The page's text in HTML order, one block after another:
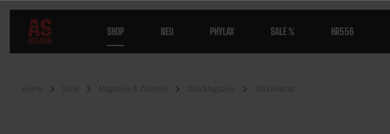
SHOP NEU PHYLAX SALE % HR556
Home Shop Magazine & Zubehör AEG Magazine AEG Midcap